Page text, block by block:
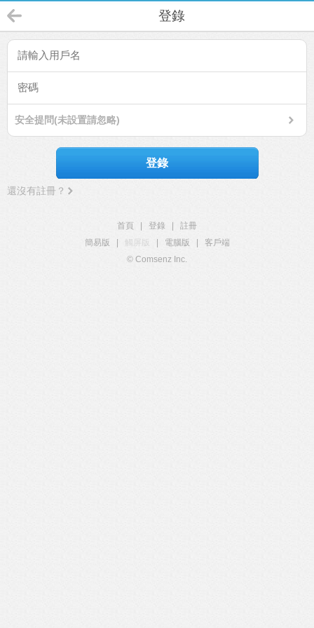
登錄
安全提問(未設置請忽略)
登錄
還沒有註冊？
首頁 登錄
註冊
簡易版
觸屏版 電腦版
客戶端
© Comsenz Inc.